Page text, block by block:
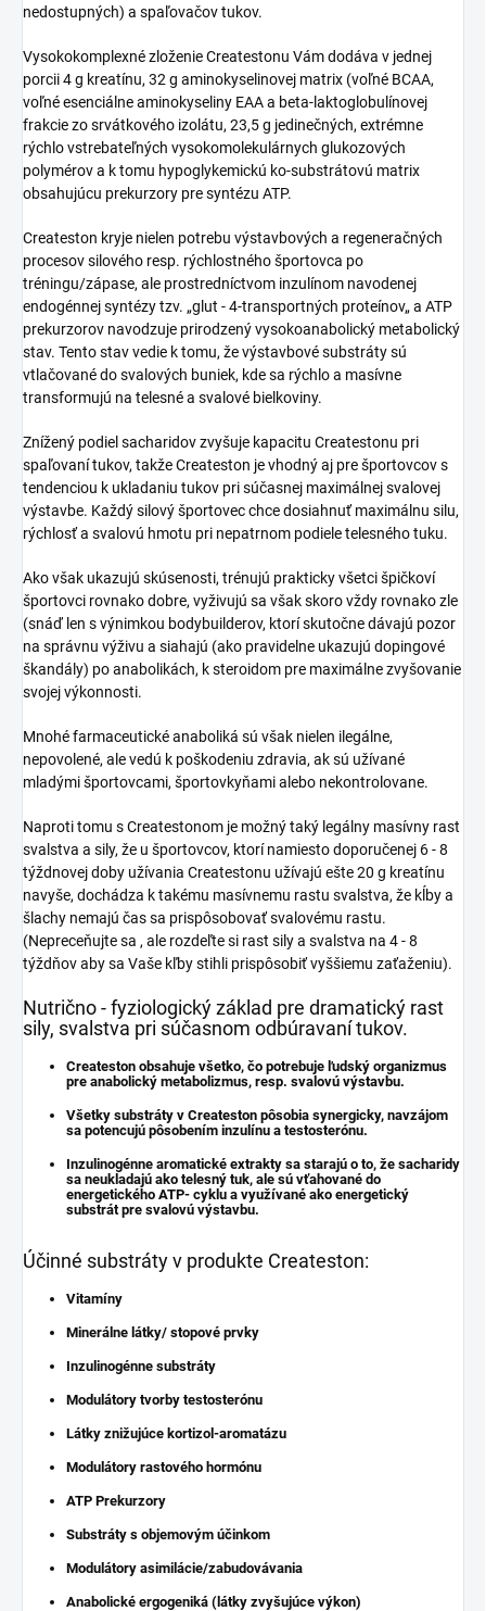
nedostupných) a spaľovačov tukov.
Vysokokomplexné zloženie Createstonu Vám dodáva v jednej
porcii 4 g kreatínu, 32 g aminokyselinovej matrix (voľné BCAA,
voľné esenciálne aminokyseliny EAA a beta-laktoglobulínovej
frakcie zo srvátkového izolátu, 23,5 g jedinečných, extrémne
rýchlo vstrebateľných vysokomolekulárnych glukozových
polymérov a k tomu hypoglykemickú ko-substrátovú matrix
obsahujúcu prekurzory pre syntézu ATP.
Createston kryje nielen potrebu výstavbových a regeneračných
procesov silového resp. rýchlostného športovca po
tréningu/zápase, ale prostredníctvom inzulínom navodenej
endogénnej syntézy tzv. „glut - 4-transportných proteínov„ a ATP
prekurzorov navodzuje prirodzený vysokoanabolický metabolický
stav. Tento stav vedie k tomu, že výstavbové substráty sú
vtlačované do svalových buniek, kde sa rýchlo a masívne
transformujú na telesné a svalové bielkoviny.
Znížený podiel sacharidov zvyšuje kapacitu Createstonu pri
spaľovaní tukov, takže Createston je vhodný aj pre športovcov s
tendenciou k ukladaniu tukov pri súčasnej maximálnej svalovej
výstavbe. Každý silový športovec chce dosiahnuť maximálnu silu,
rýchlosť a svalovú hmotu pri nepatrnom podiele telesného tuku.
Ako však ukazujú skúsenosti, trénujú prakticky všetci špičkoví
športovci rovnako dobre, vyživujú sa však skoro vždy rovnako zle
(snáď len s výnimkou bodybuilderov, ktorí skutočne dávajú pozor
na správnu výživu a siahajú (ako pravidelne ukazujú dopingové
škandály) po anabolikách, k steroidom pre maximálne zvyšovanie
svojej výkonnosti.
Mnohé farmaceutické anaboliká sú však nielen ilegálne,
nepovolené, ale vedú k poškodeniu zdravia, ak sú užívané
mladými športovcami, športovkyňami alebo nekontrolovane.
Naproti tomu s Createstonom je možný taký legálny masívny rast
svalstva a sily, že u športovcov, ktorí namiesto doporučenej 6 - 8
týždnovej doby užívania Createstonu užívajú ešte 20 g kreatínu
navyše, dochádza k takému masívnemu rastu svalstva, že kĺby a
šlachy nemajú čas sa prispôsobovať svalovému rastu.
(Nepreceňujte sa , ale rozdeľte si rast sily a svalstva na 4 - 8
týždňov aby sa Vaše kľby stihli prispôsobiť vyššiemu zaťaženiu).
Nutrično - fyziologický základ pre dramatický rast
sily, svalstva pri súčasnom odbúravaní tukov.
Createston obsahuje všetko, čo potrebuje ľudský organizmus
pre anabolický metabolizmus, resp. svalovú výstavbu.
Všetky substráty v Createston pôsobia synergicky, navzájom
sa potencujú pôsobením inzulínu a testosterónu.
Inzulinogénne aromatické extrakty sa starajú o to, že sacharidy
sa neukladajú ako telesný tuk, ale sú vťahované do
energetického ATP- cyklu a využívané ako energetický
substrát pre svalovú výstavbu.
Účinné substráty v produkte Createston:
Vitamíny
Minerálne látky/ stopové prvky
Inzulinogénne substráty
Modulátory tvorby testosterónu
Látky znižujúce kortizol-aromatázu
Modulátory rastového hormónu
ATP Prekurzory
Substráty s objemovým účinkom
Modulátory asimilácie/zabudovávania
Anabolické ergogeniká (látky zvyšujúce výkon)